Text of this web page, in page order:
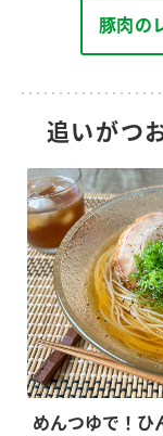
豚肉の
追いがつ
めんつゆで！ひ